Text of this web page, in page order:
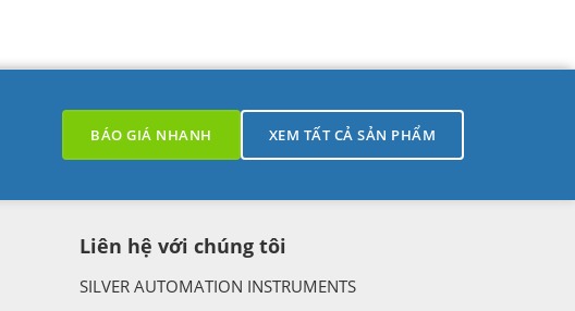
BÁO GIÁ NHANH XEM TẤT CẢ SẢN PHẨM
Liên hệ với chúng tôi
SILVER AUTOMATION INSTRUMENTS